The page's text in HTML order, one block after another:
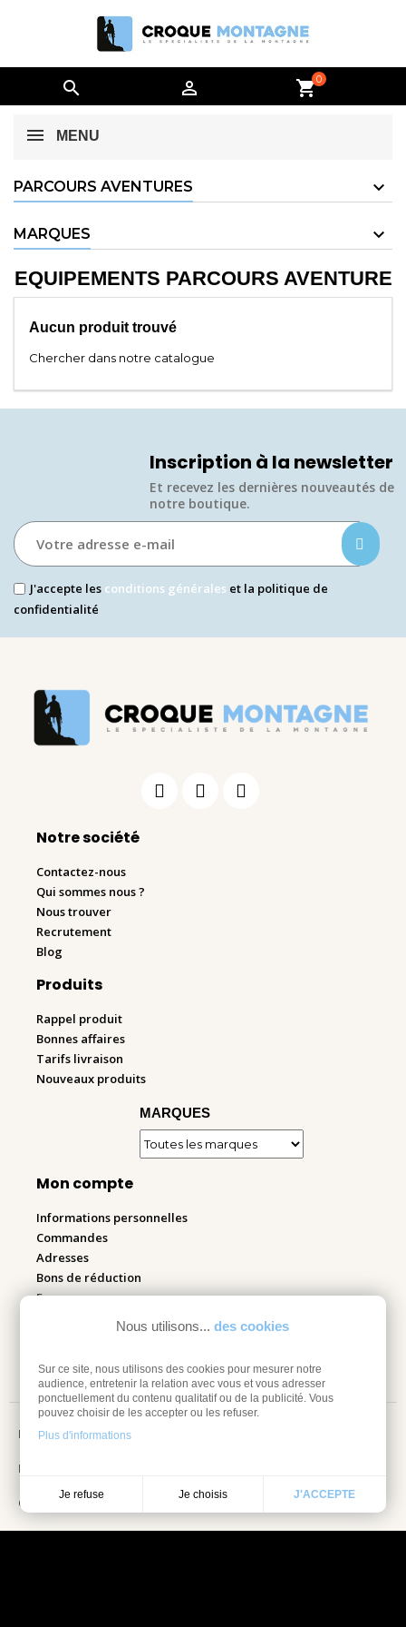
Nous utilisons... des cookies
Sur ce site, nous utilisons des cookies pour mesurer notre
audience, entretenir la relation avec vous et vous adresser
ponctuellement du contenu qualitatif ou de la publicité. Vous
pouvez choisir de les accepter ou les refuser.
Plus d'informations
Je refuse Je choisis J'ACCEPTE
  shopping_cart0
MENU
PARCOURS AVENTURES
MARQUES
EQUIPEMENTS PARCOURS AVENTURE
Aucun produit trouvé
Chercher dans notre catalogue
Inscription à la newsletter
Et recevez les dernières nouveautés de
notre boutique.​
J'accepte les conditions générales et la politique de
confidentialité
Notre société
Contactez-nous
Qui sommes nous ?
Nous trouver
Recrutement
Blog
Produits
Rappel produit
Bonnes affaires
Tarifs livraison
Nouveaux produits
MARQUES
Mon compte
Informations personnelles
Commandes
Adresses
Bons de réduction
Espace pro
Mentions légales
Information sur les cookies
Conditions Générales de vente